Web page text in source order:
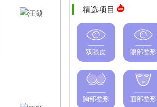
精选项目
双眼皮 眼部整形
胸部整形 面部整形